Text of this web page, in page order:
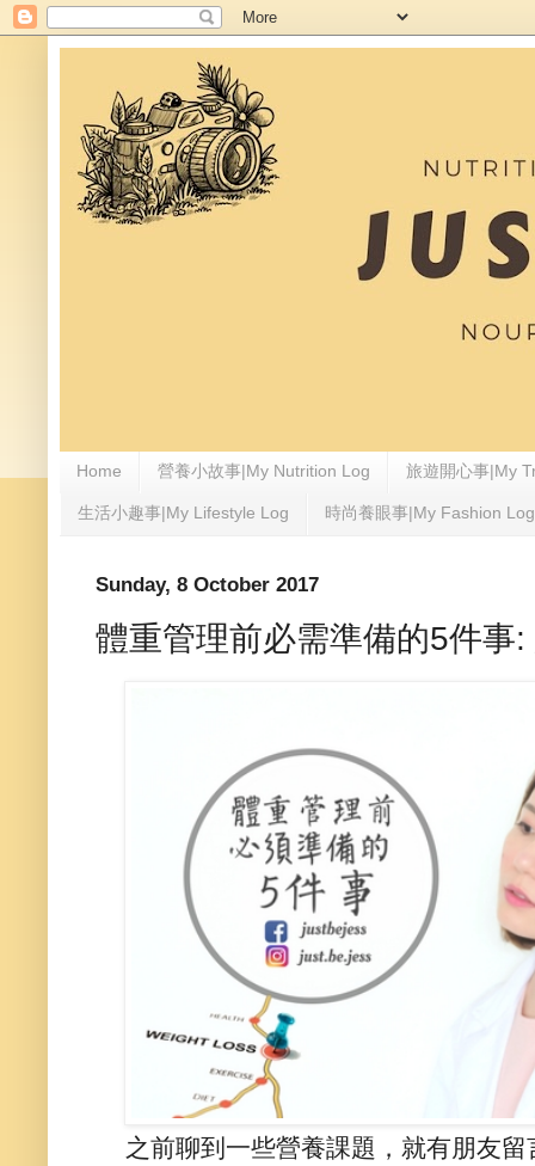
Home 營養小故事|My Nutrition Log 旅遊開心事|My
生活小趣事|My Lifestyle Log 時尚養眼事|My Fashion Log
Sunday, 8 October 2017
體重管理前必需準備的5件事
之前聊到一些營養課題，就有朋友